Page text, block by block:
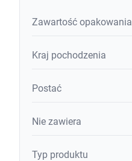
Zawartość opakowania
Kraj pochodzenia
Postać
Nie zawiera
Typ produktu